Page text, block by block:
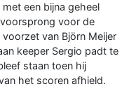
een bijna geheel
voor de
van Björn Meijer
keeper Sergio padt te
staan toen hij
het scoren afhield.